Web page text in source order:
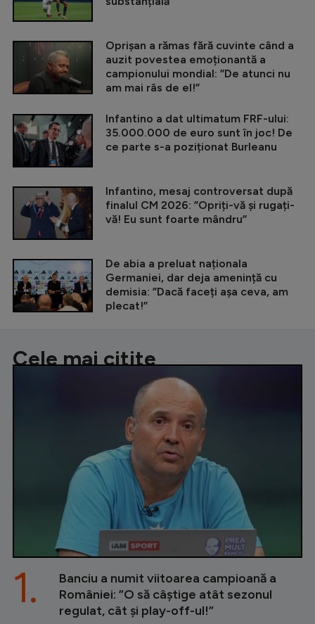
Oprișan a rămas fără cuvinte când a
auzit povestea emoționantă a
campionului mondial: ”De atunci nu
am mai râs de el!”
Infantino a dat ultimatum FRF-ului:
35.000.000 de euro sunt în joc! De
ce parte s-a poziționat Burleanu
Infantino, mesaj controversat după
finalul CM 2026: ”Opriți-vă și rugați-
vă! Eu sunt foarte mândru”
De abia a preluat naționala
Germaniei, dar deja amenință cu
demisia: ”Dacă faceți așa ceva, am
plecat!”
Cele mai citite
Banciu a numit viitoarea campioană a
României: ”O să câștige atât sezonul
regulat, cât și play-off-ul!”
1.